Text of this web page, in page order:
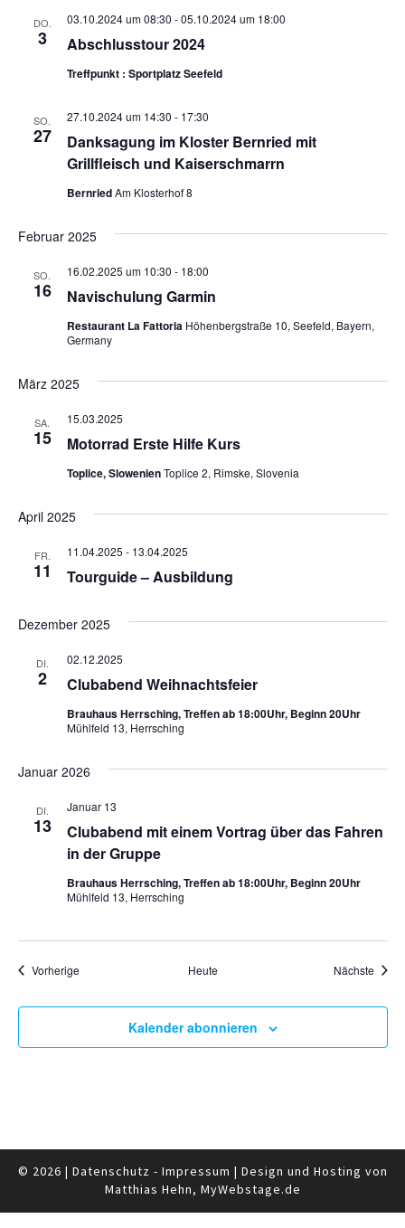
DO.
3 Abschlusstour 2024
03.10.2024 um 08:30 -05.10.2024 um 18:00
Treffpunkt : Sportplatz Seefeld
SO.
27
Danksagung im Kloster Bernried mit
Grillfleisch und Kaiserschmarrn
27.10.2024 um 14:30 - 17:30
BernriedAm Klosterhof 8
Februar 2025
SO.
16 Navischulung Garmin
16.02.2025 um 10:30 - 18:00
Restaurant La Fattoria Höhenbergstraße 10, Seefeld, Bayern,
Germany
März 2025
SA.
15 Motorrad Erste Hilfe Kurs
15.03.2025
Toplice, SlowenienToplice 2, Rimske, Slovenia
April 2025
FR.
11 Tourguide – Ausbildung
11.04.2025 - 13.04.2025
Dezember 2025
DI.
2 Clubabend Weihnachtsfeier
02.12.2025
Brauhaus Herrsching, Treffen ab 18:00Uhr, Beginn 20Uhr
Mühlfeld 13, Herrsching
Januar 2026
DI.
13
Clubabend mit einem Vortrag über das Fahren
in der Gruppe
Januar 13
Brauhaus Herrsching, Treffen ab 18:00Uhr, Beginn 20Uhr
Mühlfeld 13, Herrsching
VorherigeVeranstaltungen Heute Nächste
Kalender abonnieren
© 2026 | Datenschutz - Impressum | Design und Hosting von
Matthias Hehn, MyWebstage.de